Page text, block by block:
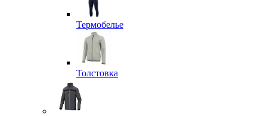
Термобелье
Толстовка